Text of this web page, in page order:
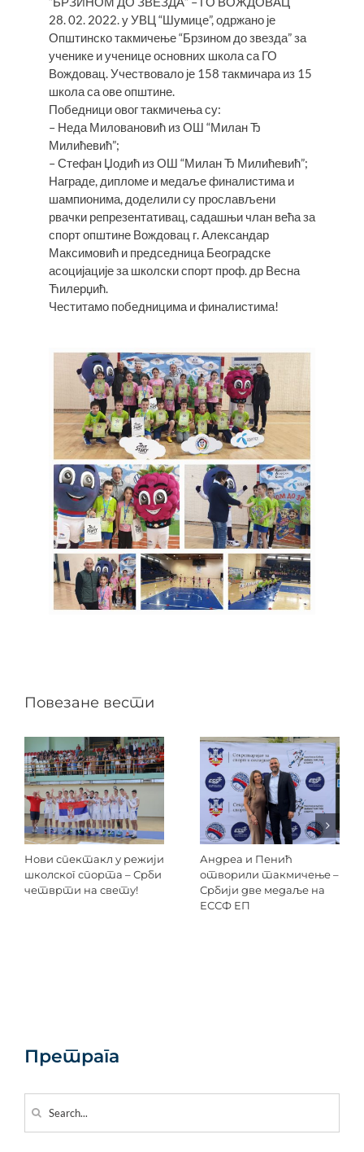
28. 02. 2022. у УВЦ “Шумице”, одржано је
Општинско такмичење “Брзином до звезда” за
ученике и ученице основних школа са ГО
Вождовац. Учествовало је 158 такмичара из 15
школа са ове општине.
Победници овог такмичења су:
– Неда Миловановић из ОШ “Милан Ђ
Милићевић”;
– Стефан Џодић из ОШ “Милан Ђ Милићевић”;
Награде, дипломе и медаље финалистима и
шампионима, доделили су прослављени
рвачки репрезентативац, садашњи члан већа за
спорт општине Вождовац г. Александар
Максимовић и председница Београдске
асоцијације за школски спорт проф. др Весна
Ћилерџић.
Честитамо победницима и финалистима!
Повезане вести
Нови спектакл у режији
школског спорта – Срби
четврти на свету!
Андреа и Пенић
отворили такмичење –
Србији две медаље на
ЕССФ ЕП
Претрага
for: